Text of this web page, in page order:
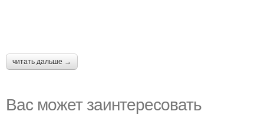
читать дальше →
Вас может заинтересовать